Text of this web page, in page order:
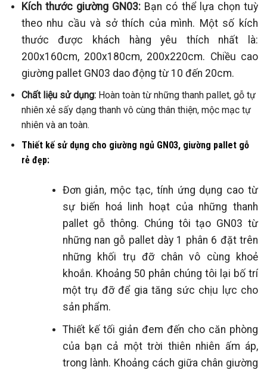
Kích thước giường GN03: Bạn có thể lựa chọn tuỳ
theo nhu cầu và sở thích của mình. Một số kích
thước được khách hàng yêu thích nhất là:
200x160cm, 200x180cm, 200x220cm. Chiều cao
giường pallet GN03 dao động từ 10 đến 20cm.
Chất liệu sử dụng:Hoàn toàn từ những thanh pallet, gỗ tự
nhiên xẻ sấy dạng thanh vô cùng thân thiện, mộc mạc tự
nhiên và an toàn.
Thiết kế sử dụng cho giường ngủ GN03, giường pallet gỗ
rẻ đẹp:
Đơn giản, mộc tạc, tính ứng dụng cao từ
sự biến hoá linh hoạt của những thanh
pallet gỗ thông. Chúng tôi tạo GN03 từ
những nan gỗ pallet dày 1 phân 6 đặt trên
những khối trụ đỡ chân vô cùng khoẻ
khoắn. Khoảng 50 phân chúng tôi lại bố trí
một trụ đỡ để gia tăng sức chịu lực cho
sản phẩm.
Thiết kế tối giản đem đến cho căn phòng
của bạn cả một trời thiên nhiên ấm áp,
trong lành. Khoảng cách giữa chân giường